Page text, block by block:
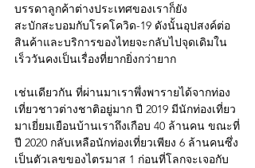
บรรดาลูกค้าต่างประเทศของเราก็ยัง
สะบักสะบอมกับโรคโควิด-19 ดังนั้นอุปสงค์ต่อ
สินค้าและบริการของไทยจะกลับไปจุดเดิมใน
เร็ววันคงเป็นเรื่องที่ยากยิ่งกว่ายาก
เช่นเดียวกัน ที่ผ่านมาเราพึ่งพารายได้จากท่อง
เที่ยวชาวต่างชาติอยู่มาก ปี 2019 มีนักท่องเที่ยว
มาเยี่ยมเยือนบ้านเราถึงเกือบ 40 ล้านคน ขณะที่
ปี 2020 กลับเหลือนักท่องเที่ยวเพียง 6 ล้านคนซึ่ง
เป็นตัวเลขของไตรมาส 1 ก่อนที่โลกจะเจอกับ